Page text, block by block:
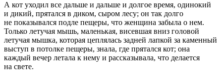
А кот уходил все дальше и дальше и долгое время, одинокий
и дикий, прятался в диком, сыром лесу; он так долго
не показывался подле пещеры, что женщина забыла о нем.
Только летучая мышь, маленькая, висевшая вниз головой
летучая мышка, которая цеплялась задней лапкой за каменный
выступ в потолке пещеры, знала, где прятался кот; она
каждый вечер летала к нему и рассказывала, что делается
на свете.